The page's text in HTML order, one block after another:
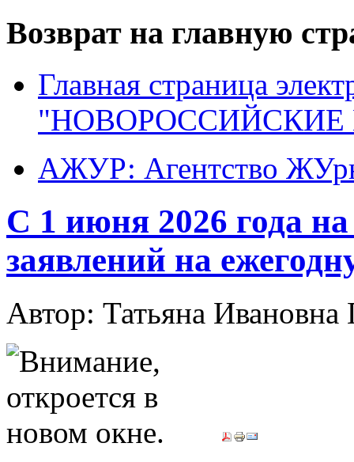
Возврат на главную
Главная страница
"НОВОРОССИЙСКИЕ
АЖУР: Агентство
С 1 июня 2026 года
заявлений на
Автор: Татьяна